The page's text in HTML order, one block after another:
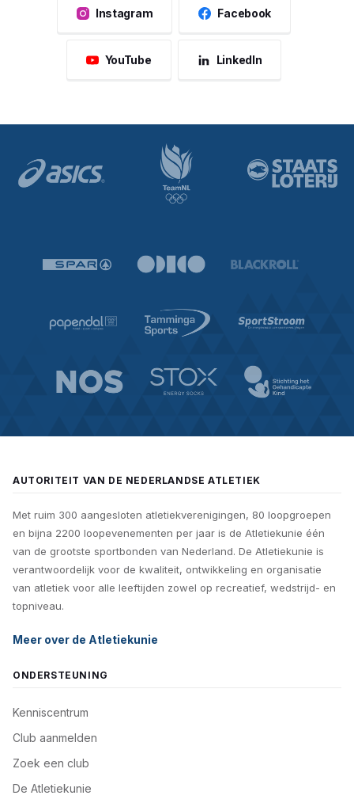
Instagram Facebook
YouTube LinkedIn
AUTORITEIT VAN DE NEDERLANDSE ATLETIEK
Met ruim 300 aangesloten atletiekverenigingen, 80 loopgroepen
en bijna 2200 loopevenementen per jaar is de Atletiekunie één
van de grootste sportbonden van Nederland. De Atletiekunie is
verantwoordelijk voor de kwaliteit, ontwikkeling en organisatie
van atletiek voor alle leeftijden zowel op recreatief, wedstrijd- en
topniveau.
Meer over de Atletiekunie
ONDERSTEUNING
Kenniscentrum
Club aanmelden
Zoek een club
De Atletiekunie